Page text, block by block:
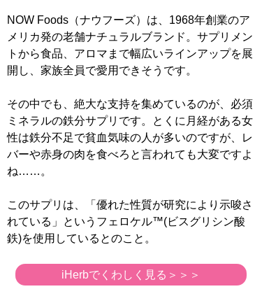
NOW Foods（ナウフーズ）は、1968年創業のア
メリカ発の老舗ナチュラルブランド。サプリメン
トから食品、アロマまで幅広いラインアップを展
開し、家族全員で愛用できそうです。
その中でも、絶大な支持を集めているのが、必須
ミネラルの鉄分サプリです。とくに月経がある女
性は鉄分不足で貧血気味の人が多いのですが、レ
バーや赤身の肉を食べろと言われても大変ですよ
ね……。
このサプリは、「優れた性質が研究により示唆さ
れている」というフェロケル™(ビスグリシン酸
鉄)を使用しているとのこと。
iHerbでくわしく見る＞＞＞